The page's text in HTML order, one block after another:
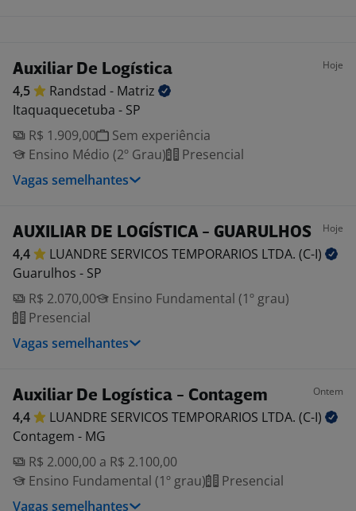
Auxiliar De Logística Hoje
4,5 Randstad - Matriz
Itaquaquecetuba - SP
R$ 1.909,00
Sem experiência
Ensino Médio (2º Grau)
Presencial
Vagas semelhantes
AUXILIAR DE LOGÍSTICA - GUARULHOS Hoje
4,4 LUANDRE SERVICOS TEMPORARIOS LTDA. (C-I)
Guarulhos - SP
R$ 2.070,00
Ensino Fundamental (1º grau)
Presencial
Vagas semelhantes
Auxiliar De Logística - Contagem Ontem
4,4 LUANDRE SERVICOS TEMPORARIOS LTDA. (C-I)
Contagem - MG
R$ 2.000,00 a R$ 2.100,00
Ensino Fundamental (1º grau)
Presencial
Vagas semelhantes